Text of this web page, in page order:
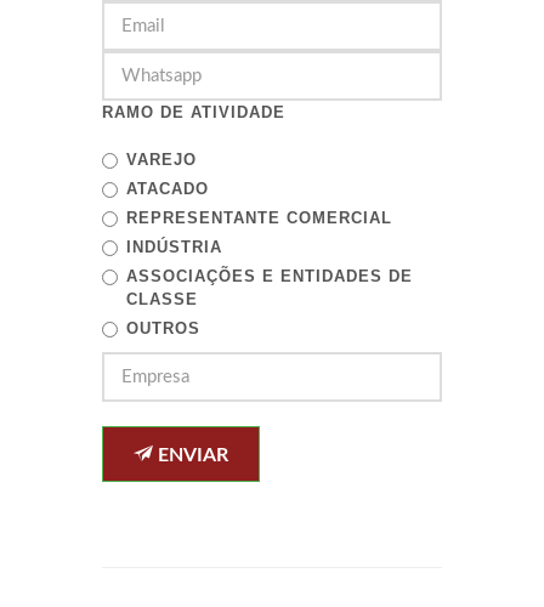
RAMO DE ATIVIDADE
VAREJO
ATACADO
REPRESENTANTE COMERCIAL
INDÚSTRIA
ASSOCIAÇÕES E ENTIDADES DE
CLASSE
OUTROS
ENVIAR